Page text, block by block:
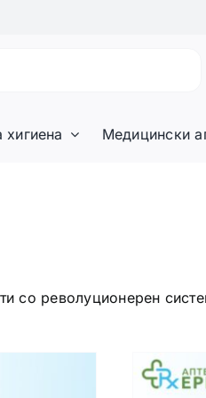
хигиена Медицински
со револуционерен